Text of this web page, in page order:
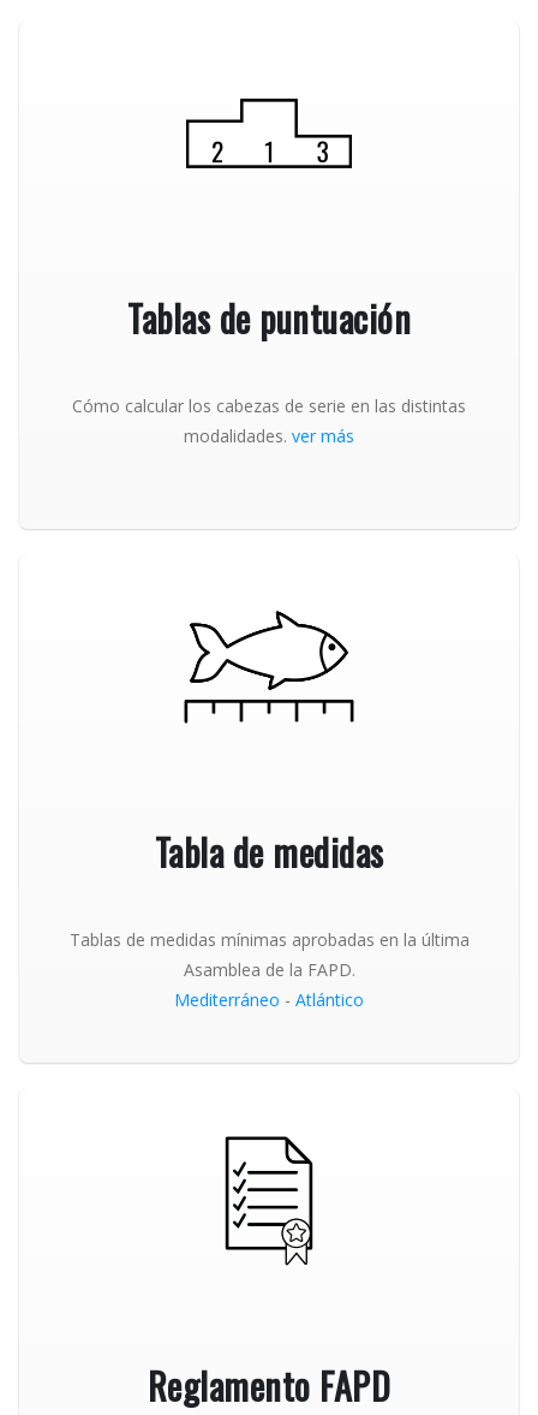
Tablas de puntuación
Cómo calcular los cabezas de serie en las distintas
modalidades. ver más
Tabla de medidas
Tablas de medidas mínimas aprobadas en la última
Asamblea de la FAPD.
Mediterráneo - Atlántico
Reglamento FAPD